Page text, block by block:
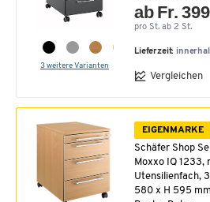
3 weitere Varianten
ab Fr.
pro St. ab 2 St.
Lieferzeit:
Vergleichen
EIGENMARKE
Schäfer Shop
Moxxo IQ 1233,
Utensilienfach,
580 x H 595